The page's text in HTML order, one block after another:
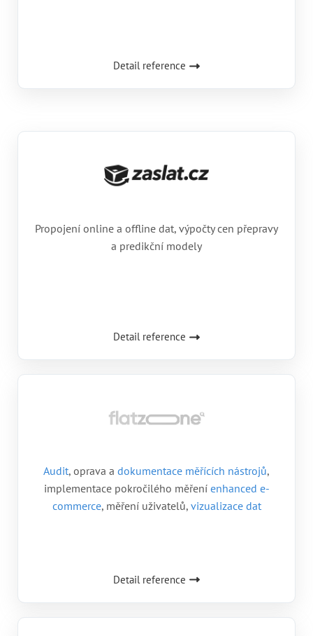
Detail reference
Propojení online a offline dat, výpočty cen přepravy
a predikční modely
Detail reference
Audit, oprava a dokumentace měřících nástrojů,
implementace pokročilého měření enhanced e-
commerce, měření uživatelů, vizualizace dat
Detail reference